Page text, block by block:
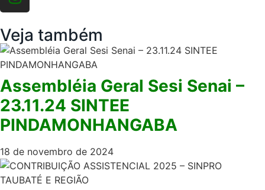
Veja também
Assembléia Geral Sesi Senai –
23.11.24 SINTEE
PINDAMONHANGABA
18 de novembro de 2024